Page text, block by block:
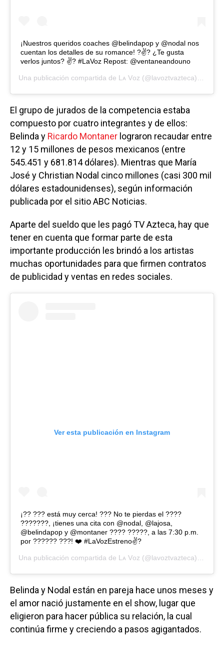
¡Nuestros queridos coaches @belindapop y @nodal nos
cuentan los detalles de su romance! ?✌️? ¿Te gusta
verlos juntos? ✌️? #LaVoz Repost: @ventaneandouno
Una publicación compartida de Lᴀ Vᴏᴢ (@lavoztvazteca) el
El grupo de jurados de la competencia estaba
compuesto por cuatro integrantes y de ellos:
Belinda y Ricardo Montaner lograron recaudar entre
12 y 15 millones de pesos mexicanos (entre
545.451 y 681.814 dólares). Mientras que María
José y Christian Nodal cinco millones (casi 300 mil
dólares estadounidenses), según información
publicada por el sitio ABC Noticias.
Aparte del sueldo que les pagó TV Azteca, hay que
tener en cuenta que formar parte de esta
importante producción les brindó a los artistas
muchas oportunidades para que firmen contratos
de publicidad y ventas en redes sociales.
Ver esta publicación en Instagram
¡?? ??? está muy cerca! ??? No te pierdas el ????
???????, ¡tienes una cita con @nodal, @lajosa,
@belindapop y @montaner ???? ?????, a las 7:30 p.m.
por ?????? ???! ❤️ #LaVozEstreno✌?
Una publicación compartida de Lᴀ Vᴏᴢ (@lavoztvazteca) el
Belinda y Nodal están en pareja hace unos meses y
el amor nació justamente en el show, lugar que
eligieron para hacer pública su relación, la cual
continúa firme y creciendo a pasos agigantados.